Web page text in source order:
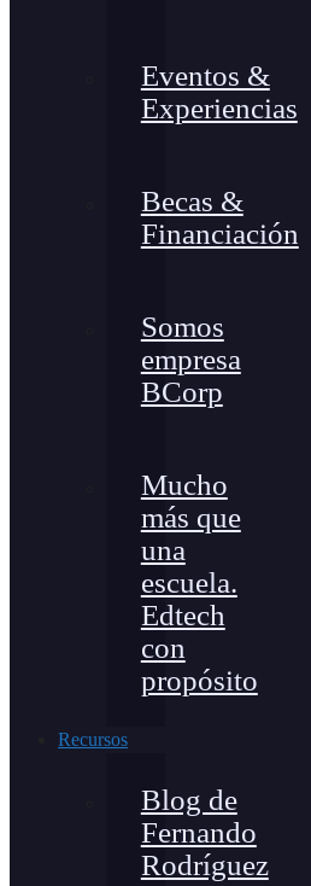
Eventos &
Experiencias
Becas &
Financiación
Somos
empresa
BCorp
Mucho
más que
una
escuela.
Edtech
con
propósito
Recursos
Blog de
Fernando
Rodríguez